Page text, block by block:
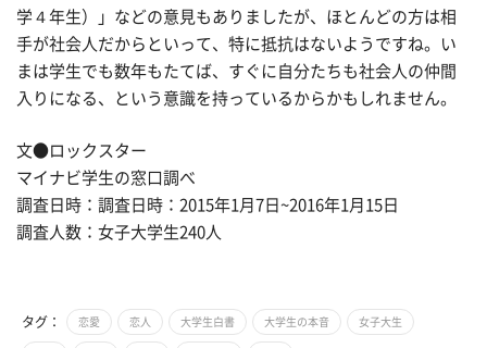
学４年生）」などの意見もありましたが、ほとんどの方は相
手が社会人だからといって、特に抵抗はないようですね。い
まは学生でも数年もたてば、すぐに自分たちも社会人の仲間
入りになる、という意識を持っているからかもしれません。
文●ロックスター
マイナビ学生の窓口調べ
調査日時：調査日時：2015年1月7日~2016年1月15日
調査人数：女子大学生240人
タグ： 恋愛 恋人 大学生白書 大学生の本音 女子大生